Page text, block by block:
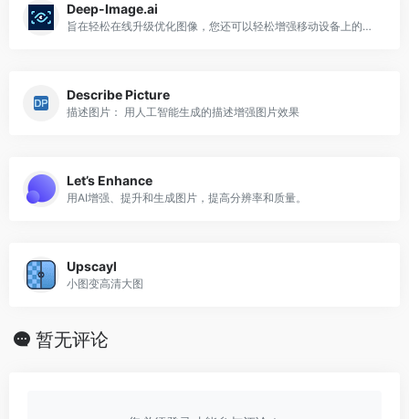
Deep-Image.ai
旨在轻松在线升级优化图像，您还可以轻松增强移动设备上的照片
Describe Picture
描述图片： 用人工智能生成的描述增强图片效果
Let’s Enhance
用AI增强、提升和生成图片，提高分辨率和质量。
Upscayl
小图变高清大图
暂无评论